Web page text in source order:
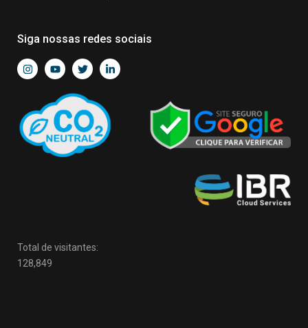
Siga nossas redes sociais
Total de visitantes:
128,849